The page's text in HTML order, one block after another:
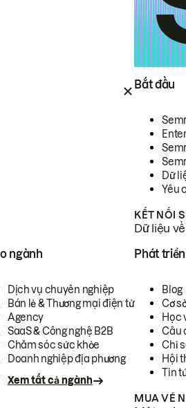
Bắt đầu
Dữ
Yêu
KẾT NỐI
Dữ liệu
ngành
Dịch vụ chuyên nghiệp
Bán lẻ & Thương mại điện tử
Agency
SaaS & Công nghệ B2B
Chăm sóc sức khỏe
Doanh nghiệp địa phương
Xem tất cả ngành
Phát
Blog
Cơ
Học
Câu
Chỉ
Hội
Tin
MUA VÉ